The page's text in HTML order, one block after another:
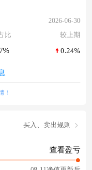
2026-06-30
比 较上期
0.24%
！
买入、卖出规则
查看盈亏